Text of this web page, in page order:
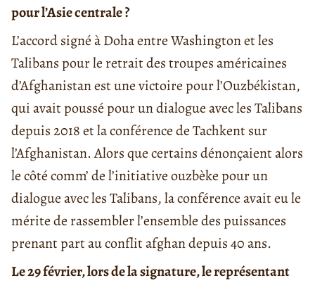
pour l’Asie centrale ?
L’accord signé à Doha entre Washington et les
Talibans pour le retrait des troupes américaines
d’Afghanistan est une victoire pour l’Ouzbékistan,
qui avait poussé pour un dialogue avec les Talibans
depuis 2018 et la conférence de Tachkent sur
l’Afghanistan. Alors que certains dénonçaient alors
le côté comm’ de l’initiative ouzbèke pour un
dialogue avec les Talibans, la conférence avait eu le
mérite de rassembler l’ensemble des puissances
prenant part au conflit afghan depuis 40 ans.
Le 29 février, lors de la signature, le représentant